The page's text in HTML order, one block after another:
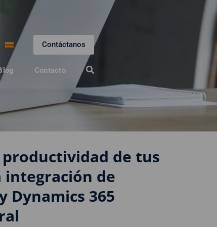
Contáctanos
Contacto
de tus
integración de
Dynamics 365